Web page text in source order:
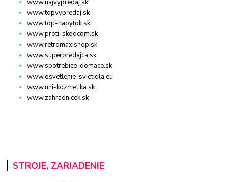
www.najvypredaj.sk
www.topvypredaj.sk
www.top-nabytok.sk
www.proti-skodcom.sk
www.retromaxishop.sk
www.superpredajca.sk
www.spotrebice-domace.sk
www.osvetlenie-svietidla.eu
www.uni-kozmetika.sk
www.zahradnicek.sk
STROJE, ZARIADENIE